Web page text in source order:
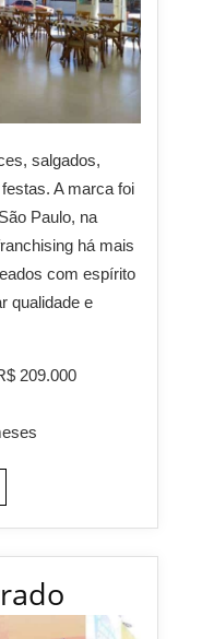
salgados,
A marca foi
Paulo, na
há mais
com espírito
qualidade e
209.000